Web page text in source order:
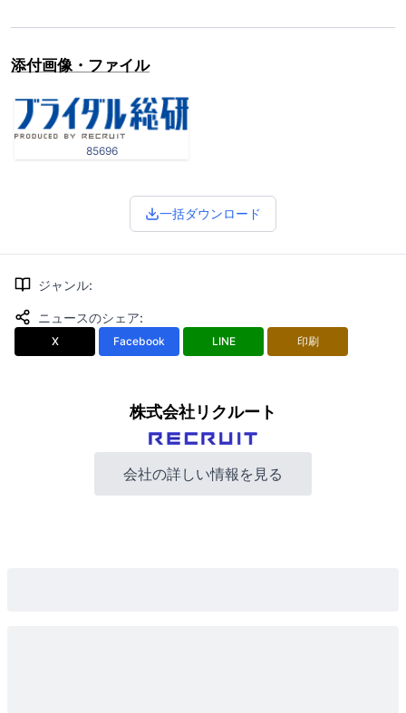
添付画像・ファイル
85696
一括ダウンロード
ジャンル:
ニュースのシェア:
X Facebook LINE 印刷
株式会社リクルート
会社の詳しい情報を見る